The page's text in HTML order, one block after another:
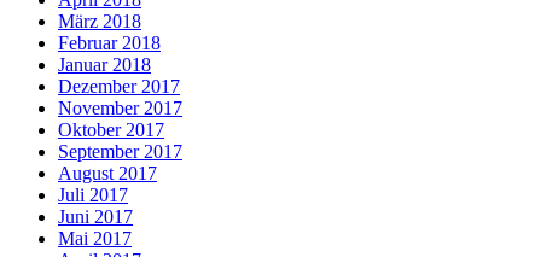
März 2018
Februar 2018
Januar 2018
Dezember 2017
November 2017
Oktober 2017
September 2017
August 2017
Juli 2017
Juni 2017
Mai 2017